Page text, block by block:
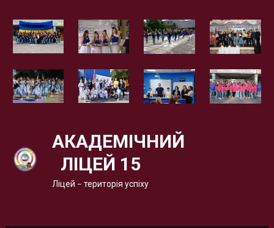
АКАДЕМІЧНИЙ
ЛІЦЕЙ 15
Ліцей – територія успіху